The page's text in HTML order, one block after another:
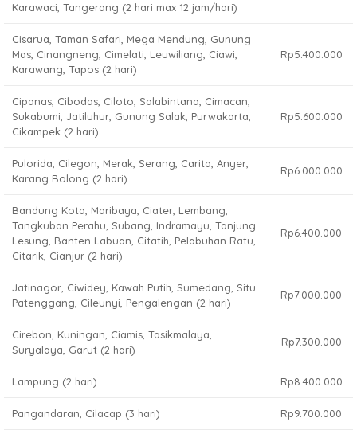
Karawaci, Tangerang (2 hari max 12 jam/hari)
Cisarua, Taman Safari, Mega Mendung, Gunung
Mas, Cinangneng, Cimelati, Leuwiliang, Ciawi,
Karawang, Tapos (2 hari)
Rp5.400.000
Cipanas, Cibodas, Ciloto, Salabintana, Cimacan,
Sukabumi, Jatiluhur, Gunung Salak, Purwakarta,
Cikampek (2 hari)
Rp5.600.000
Pulorida, Cilegon, Merak, Serang, Carita, Anyer,
Karang Bolong (2 hari)
Rp6.000.000
Bandung Kota, Maribaya, Ciater, Lembang,
Tangkuban Perahu, Subang, Indramayu, Tanjung
Lesung, Banten Labuan, Citatih, Pelabuhan Ratu,
Citarik, Cianjur (2 hari)
Rp6.400.000
Jatinagor, Ciwidey, Kawah Putih, Sumedang, Situ
Patenggang, Cileunyi, Pengalengan (2 hari)
Rp7.000.000
Cirebon, Kuningan, Ciamis, Tasikmalaya,
Suryalaya, Garut (2 hari)
Rp7.300.000
Lampung (2 hari) Rp8.400.000
Pangandaran, Cilacap (3 hari) Rp9.700.000